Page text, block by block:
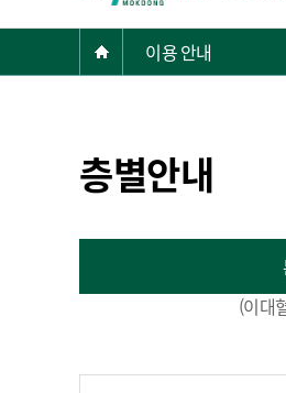
재
Home
이용 안내
층별안내
(이대